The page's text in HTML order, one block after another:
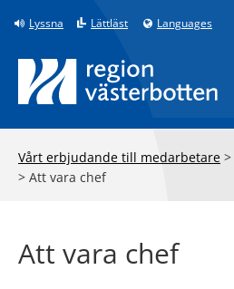
Till innehåll på sidan
Lyssna Lättläst Languages
Vårt erbjudande till medarbetare >
> Att vara chef
Att vara chef